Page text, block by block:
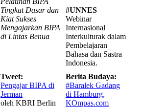
Tingkat Dasar dan
Kiat Sukses
Mengajarkan BIPA
di Lintas Benua
#UNNES
Webinar
Internasional
Interkulturak dalam
Pembelajaran
Bahasa dan Sastra
Indonesia.
Tweet:
Pengajar BIPA di
Jerman
oleh KBRI Berlin
Berita Budaya:
#Baralek Gadang
di Hamburg,
KOmpas.com